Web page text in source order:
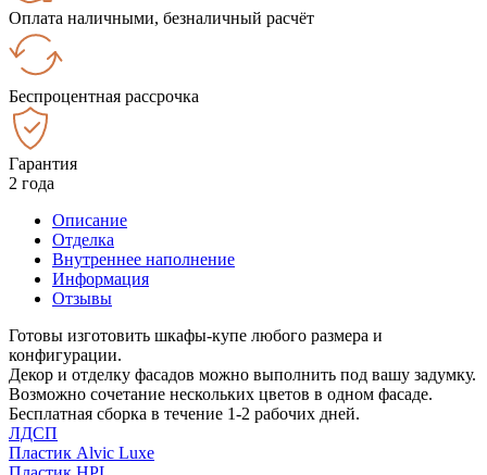
Оплата наличными, безналичный расчёт
Беспроцентная рассрочка
Гарантия
2 года
Описание
Отделка
Внутреннее наполнение
Информация
Отзывы
Готовы изготовить шкафы-купе любого размера и
конфигурации.
Декор и отделку фасадов можно выполнить под вашу задумку.
Возможно сочетание нескольких цветов в одном фасаде.
Бесплатная сборка в течение 1-2 рабочих дней.
ЛДСП
Пластик Alvic Luxe